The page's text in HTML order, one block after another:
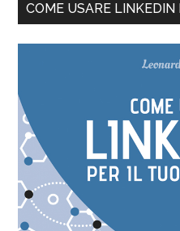
COME USARE